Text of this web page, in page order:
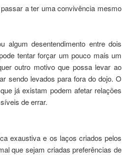
a ter uma convivência mesmo
algum desentendimento entre dois
tentar forçar um pouco mais um
outro motivo que possa levar ao
sendo levados para fora do dojo. O
já existam podem afetar relações
de errar.
exaustiva e os laços criados pelos
que sejam criadas preferências de